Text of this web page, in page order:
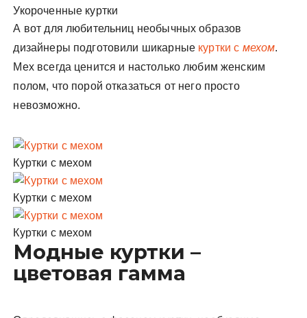
Укороченные куртки
А вот для любительниц необычных образов
дизайнеры подготовили шикарные куртки с мехом.
Мех всегда ценится и настолько любим женским
полом, что порой отказаться от него просто
невозможно.
Куртки с мехом
Куртки с мехом
Куртки с мехом
Модные куртки –
цветовая гамма